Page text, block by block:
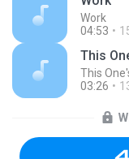
Work
04:53
This
This
03:26